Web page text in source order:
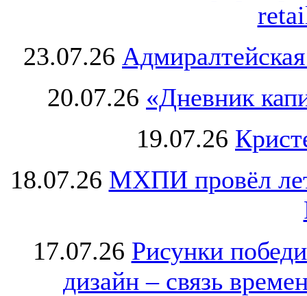
23.07.26
20.07.26 «Дневник
19.07.26
18.07.26 МХПИ провёл
17.07.26 Рисунки
дизайн – связь